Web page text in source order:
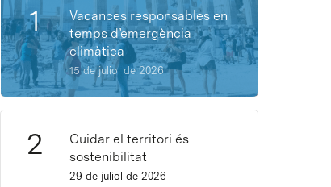
Vacances responsables en
temps d’emergència
climàtica
15 de juliol de 2026
Cuidar el territori és
sostenibilitat
29 de juliol de 2026